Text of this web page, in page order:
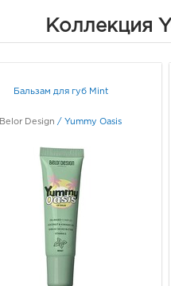
Коллекция
Бальзам для губ Mint
Belor Design / Yummy Oasis